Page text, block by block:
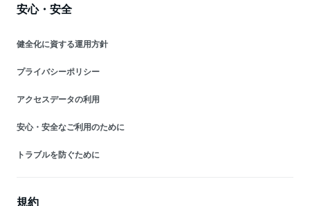
安心・安全
健全化に資する運用方針
プライバシーポリシー
アクセスデータの利用
安心・安全なご利用のために
トラブルを防ぐために
規約